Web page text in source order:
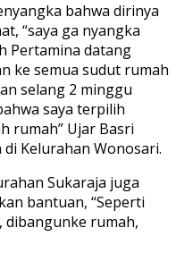
bahwa dirinya
“saya ga nyangka
Pertamina datang
ke semua sudut rumah
selang 2 minggu
saya terpilih
rumah” Ujar Basri
Kelurahan Wonosari.
Sukaraja juga
bantuan, “Seperti
dibangunke rumah,